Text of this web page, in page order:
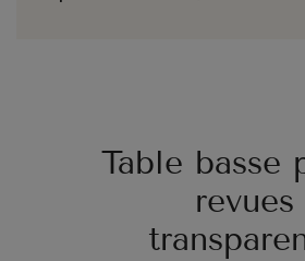
Table basse
revues